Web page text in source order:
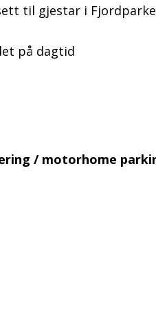
til gjestar i
på dagtid
/ motorhome